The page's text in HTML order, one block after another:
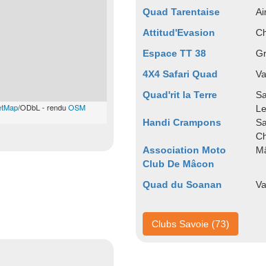
/ODbL - renduOSM
Quad Tarentaise
Attitud'Evasion
Espace TT 38
4X4 Safari Quad
Quad'rit la Terre
Handi Crampons
Association Moto
Club De Mâcon
Quad du Soanan
Clubs Savoie (73)